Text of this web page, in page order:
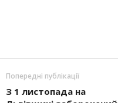
Попередні публікації
З 1 листопада на